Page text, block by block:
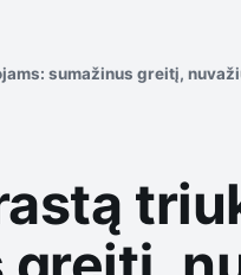
sumažinus greitį,